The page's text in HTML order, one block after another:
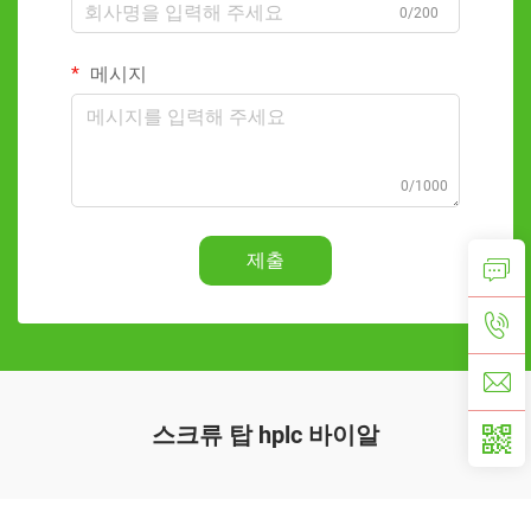
0/200
메시지
0/1000
제출
스크류 탑 hplc 바이알